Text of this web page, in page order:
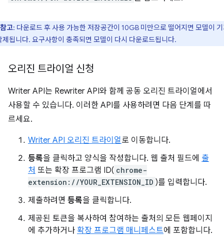
참고: 다운로드 후 사용 가능한 저장공간이 10GB 미만으로 떨어지면 모델이
제됩니다. 요구사항이 충족되면 모델이 다시 다운로드됩니다.
오리진 트라이얼 신청
Writer API는 Rewriter API와 함께 공동 오리진 트라이얼에서
사용할 수 있습니다. 이러한 API를 사용하려면 다음 단계를 따
르세요.
Writer API 오리진 트라이얼로 이동합니다.
등록을 클릭하고 양식을 작성합니다. 웹 출처 필드에 출
처 또는 확장 프로그램 ID( chrome-
extension://YOUR_EXTENSION_ID )를 입력합니다.
제출하려면 등록을 클릭합니다.
제공된 토큰을 복사하여 참여하는 출처의 모든 웹페이지
에 추가하거나 확장 프로그램 매니페스트에 포함합니다.